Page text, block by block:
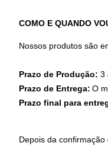
COMO E QUANDO
Nossos produtos são
Prazo de Produção: 3
Prazo de Entrega: O
Prazo final para
Depois da